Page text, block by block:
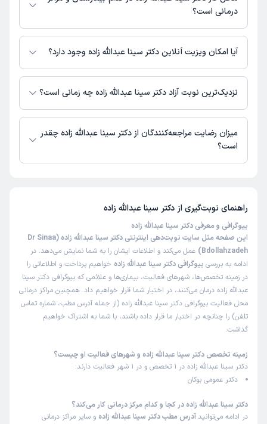
درمانی است؟
اطلاعاتی درباره محل فعالیت دکتر سینا عبدالله زاده در مراکز درمانی در دسترس
نیست.
آیا امکان ویزیت آنلاین دکتر سینا عبدالله زاده وجود دارد؟
در حال حاضر دکتر سینا عبدالله زاده مشاوره پزشکی آنلاین به صورت تلفنی و
متنی دارند.
نزدیک‌ترین نوبت آزاد دکتر سینا عبدالله زاده چه زمانی است؟
دکتر سینا عبدالله زاده از روز دوشنبه 19 مرداد 1405 بیمار جدید می‌پذیرند.
میزان رضایت مراجعه‌کنندگان از دکتر سینا عبدالله زاده چقدر
است؟
راهنمای نوبت‌گیری از دکتر سینا عبدالله زاده
بیوگرافی و معرفی دکتر سینا عبدالله زاده
این صفحه مثل سایت نوبت‌دهی اینترنتی دکتر سینا عبدالله زاده (Dr Sinaa
Bdollahzadeh)
عمل می‌کند و اطلاعات ایشان را به شما نمایش می‌دهد. در
ادامه به بررسی بیوگرافی دکتر سینا عبدالله زاده خواهیم پرداخت و اطلاعاتی را
در زمینه تخصص‌ها، شهرهای فعالیت، بیماری‌ها و علائمی که بیوگرافی دکتر سینا
عبدالله زاده درمان می‌کنند، در اختیار شما قرار خواهیم داد. همچنین مراکز درمانی
محل فعالیت بیوگرافی دکتر سینا عبدالله زاده (از جمله آدرس مطب، شماره تماس
تلفن) را چنانچه در اختیار ما قرار داده باشند، با شما به اشتراک خواهیم
گذاشت.
زمینه تخصص دکتر سینا عبدالله زاده و شهرهای فعالیت او چیست؟
دکتر سینا عبدالله زاده در 1 تخصص و در 1 شهر فعالیت دارند:
دکتر عمومی بوکان
دکتر سینا عبدالله زاده در کجا و کدام مرکز درمانی کار می‌کند؟
در ادامه می‌توانید آدرس مطب دکتر سینا عبدالله زاده و سایر مراکز درمانی